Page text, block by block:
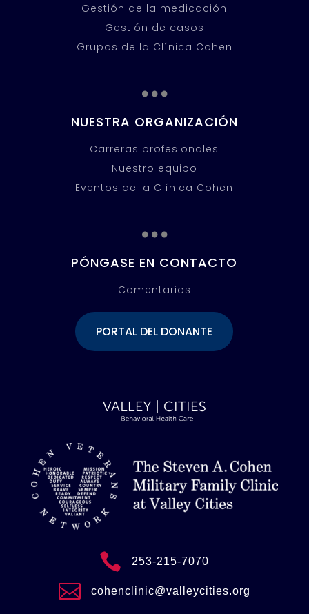
Gestión de la medicación
Gestión de casos
Grupos de la Clínica Cohen
...
NUESTRA ORGANIZACIÓN
Carreras profesionales
Nuestro equipo
Eventos de la Clínica Cohen
...
PÓNGASE EN CONTACTO
Comentarios
PORTAL DEL DONANTE
 253-215-7070
 cohenclinic@valleycities.org